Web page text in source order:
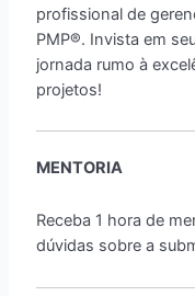
profissional de
PMP®. Invista em
jornada rumo à
projetos!
MENTORIA
Receba 1 hora de
dúvidas sobre a